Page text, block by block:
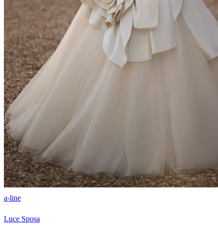
a-line
Luce Sposa